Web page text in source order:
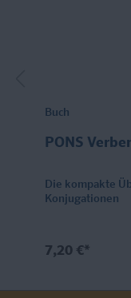
Buch
PONS
Die kompakte
Konjugationen
7,20 €*